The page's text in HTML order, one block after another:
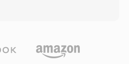
Pentium yang sederhana.
output deterministik
definisi instrumen,